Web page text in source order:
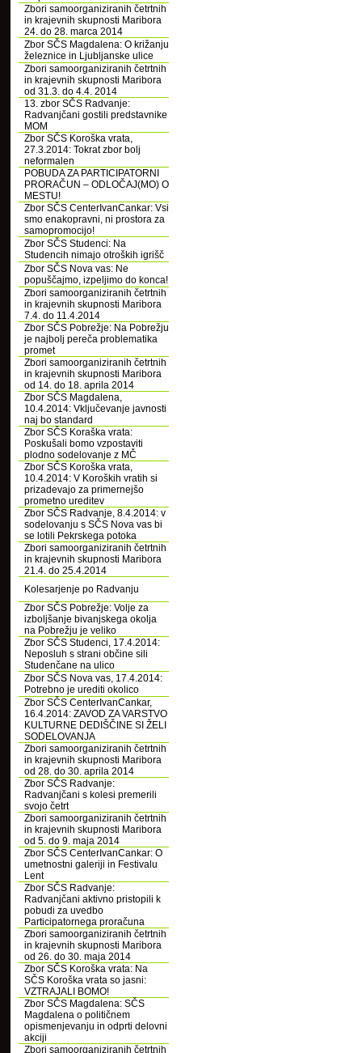
Zbori samoorganiziranih četrtnih
in krajevnih skupnosti Maribora
24. do 28. marca 2014
Zbor SČS Magdalena: O križanju
železnice in Ljubljanske ulice
Zbori samoorganiziranih četrtnih
in krajevnih skupnosti Maribora
od 31.3. do 4.4. 2014
13. zbor SČS Radvanje:
Radvanjčani gostili predstavnike
MOM
Zbor SČS Koroška vrata,
27.3.2014: Tokrat zbor bolj
neformalen
POBUDA ZA PARTICIPATORNI
PRORAČUN – ODLOČAJ(MO) O
MESTU!
Zbor SČS CenterIvanCankar: Vsi
smo enakopravni, ni prostora za
samopromocijo!
Zbor SČS Studenci: Na
Studencih nimajo otroških igrišč
Zbor SČS Nova vas: Ne
popuščajmo, izpeljimo do konca!
Zbori samoorganiziranih četrtnih
in krajevnih skupnosti Maribora
7.4. do 11.4.2014
Zbor SČS Pobrežje: Na Pobrežju
je najbolj pereča problematika
promet
Zbori samoorganiziranih četrtnih
in krajevnih skupnosti Maribora
od 14. do 18. aprila 2014
Zbor SČS Magdalena,
10.4.2014: Vključevanje javnosti
naj bo standard
Zbor SČS Koraška vrata:
Poskušali bomo vzpostaviti
plodno sodelovanje z MČ
Zbor SČS Koroška vrata,
10.4.2014: V Koroških vratih si
prizadevajo za primernejšo
prometno ureditev
Zbor SČS Radvanje, 8.4.2014: v
sodelovanju s SČS Nova vas bi
se lotili Pekrskega potoka
Zbori samoorganiziranih četrtnih
in krajevnih skupnosti Maribora
21.4. do 25.4.2014
Kolesarjenje po Radvanju
Zbor SČS Pobrežje: Volje za
izboljšanje bivanjskega okolja
na Pobrežju je veliko
Zbor SČS Studenci, 17.4.2014:
Neposluh s strani občine sili
Studenčane na ulico
Zbor SČS Nova vas, 17.4.2014:
Potrebno je urediti okolico
Zbor SČS CenterIvanCankar,
16.4.2014: ZAVOD ZA VARSTVO
KULTURNE DEDIŠČINE SI ŽELI
SODELOVANJA
Zbori samoorganiziranih četrtnih
in krajevnih skupnosti Maribora
od 28. do 30. aprila 2014
Zbor SČS Radvanje:
Radvanjčani s kolesi premerili
svojo četrt
Zbori samoorganiziranih četrtnih
in krajevnih skupnosti Maribora
od 5. do 9. maja 2014
Zbor SČS CenterIvanCankar: O
umetnostni galeriji in Festivalu
Lent
Zbor SČS Radvanje:
Radvanjčani aktivno pristopili k
pobudi za uvedbo
Participatornega proračuna
Zbori samoorganiziranih četrtnih
in krajevnih skupnosti Maribora
od 26. do 30. maja 2014
Zbor SČS Koroška vrata: Na
SČS Koroška vrata so jasni:
VZTRAJALI BOMO!
Zbor SČS Magdalena: SČS
Magdalena o političnem
opismenjevanju in odprti delovni
akciji
Zbori samoorganiziranih četrtnih